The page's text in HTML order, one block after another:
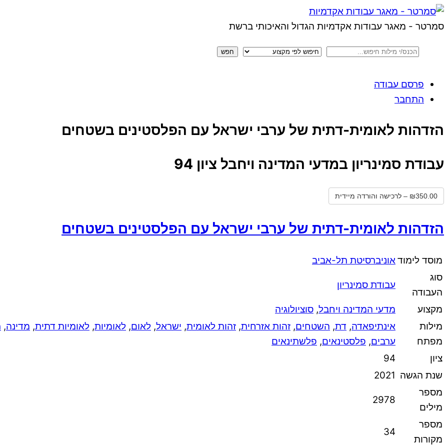
Skip
to
Menu
סמרטר - מאגר עבודות אקדמיות הגדול והאיכותי ברשת
פרסם עבודה
התחבר
Menu
הזדהות לאומית-דתית של ערבי ישראל עם הפלסטינים בשטחים
עבודת סמינריון במדעי המדינה ויחבל ציון 94
₪350.00 – לרכישה והורדה מיידית
הזדהות לאומית-דתית של ערבי ישראל עם הפלסטינים בשטחים
מוסד לימודאוניברסיטת תל-אביב
סוג
העבודה
עבודת סמינריון
מקצוע מדעי המדינה ויחבל, סוציולוגיה
מילות
מפתח
אינתיפאדה, דת, השטחים, זהות אזרחית, זהות לאומית, ישראל, לאום, לאומיות, לאומיות דתית, מדינה,
ערבים, פלסטינאים, פלשתינאים
ציון
94
שנת הגשה 2021
מספר
מילים
2978
מספר
מקורות
34